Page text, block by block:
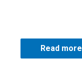
Read more